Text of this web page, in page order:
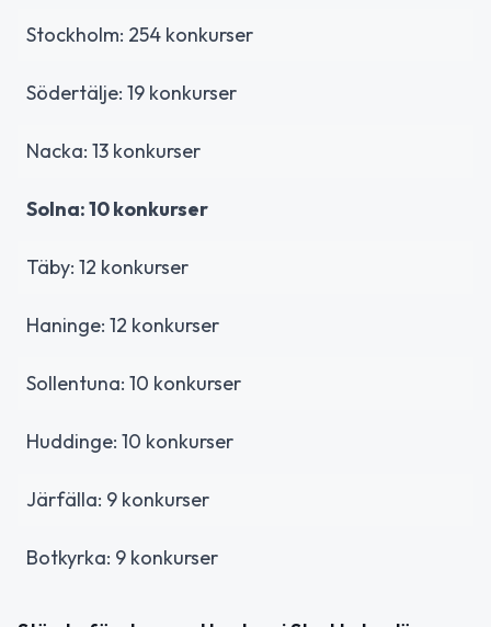
Stockholm: 254 konkurser
Södertälje: 19 konkurser
Nacka: 13 konkurser
Solna: 10 konkurser
Täby: 12 konkurser
Haninge: 12 konkurser
Sollentuna: 10 konkurser
Huddinge: 10 konkurser
Järfälla: 9 konkurser
Botkyrka: 9 konkurser